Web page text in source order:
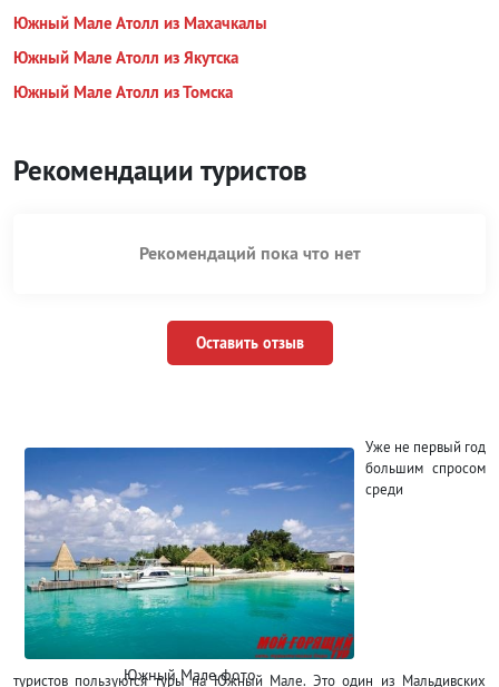
Южный Мале Атолл из Махачкалы
Южный Мале Атолл из Якутска
Южный Мале Атолл из Томска
Рекомендации туристов
Рекомендаций пока что нет
Оставить отзыв
Южный Мале фото
Уже не первый год
большим спросом
среди
туристов пользуются туры на Южный Мале. Это один из Мальдивских